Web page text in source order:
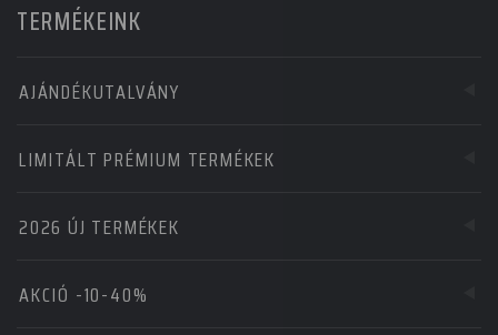
TERMÉKEINK
AJÁNDÉKUTALVÁNY
LIMITÁLT PRÉMIUM TERMÉKEK
2026 ÚJ TERMÉKEK
AKCIÓ -10-40%